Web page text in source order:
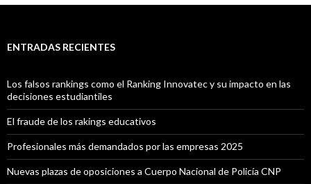
ENTRADAS RECIENTES
Los falsos rankings como el Ranking Innovatec y su impacto en las
decisiones estudiantiles
El fraude de los rakings educativos
Profesionales más demandados por las empresas 2025
Nuevas plazas de oposiciones a Cuerpo Nacional de Policía CNP